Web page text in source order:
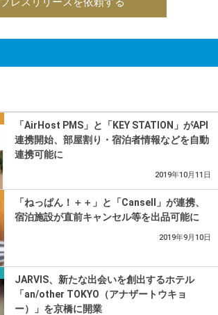
「AirHost PMS」と「KEY STATION」がAPI
連携開始、部屋割り・宿泊者情報などを自動
連携可能に
2019年10月11日
「ねっぱん！＋＋」と「Cansell」が連携、
宿泊施設が直前キャンセル等を出品可能に
2019年9月10日
JARVIS、新たな出会いを創出するホテル
「an/other TOKYO（アナザートウキョ
ー）」を京橋に開業